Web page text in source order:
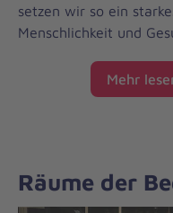
setzen wir so ein
Menschlichkeit und
Mehr
Räume der